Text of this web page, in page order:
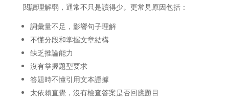
閱讀理解弱，通常不只是讀得少。更常見原因包括：
詞彙量不足，影響句子理解
不懂分段和掌握文章結構
缺乏推論能力
沒有掌握題型要求
答題時不懂引用文本證據
太依賴直覺，沒有檢查答案是否回應題目